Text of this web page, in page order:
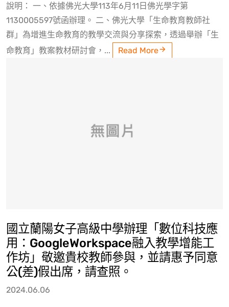
說明： 一、依據佛光大學113年6月11日佛光學字第
1130005597號函辦理。 二、佛光大學「生命教育教師社
群」為增進生命教育的教學交流與分享探索，透過舉辦「生
命教育」教案教材研討會，...
Read More
國立蘭陽女子高級中學辦理「數位科技應
用：GoogleWorkspace融入教學增能工
作坊」敬邀貴校教師參與，並請惠予同意
公(差)假出席，請查照。
2024.06.06